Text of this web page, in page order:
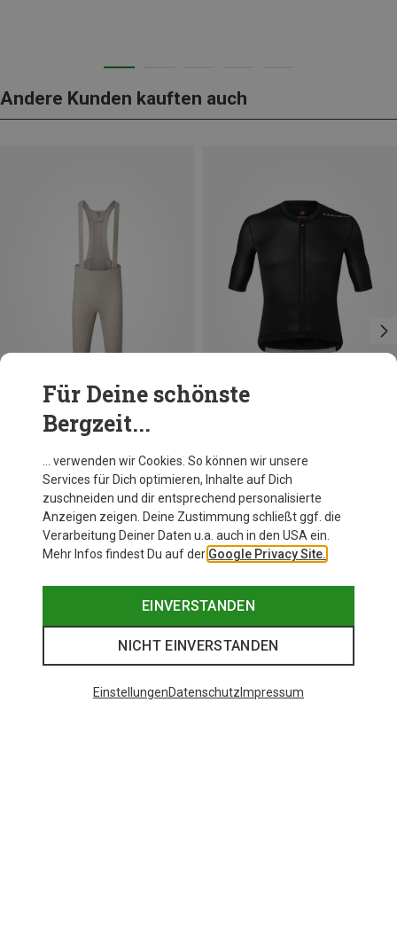
Andere Kunden kauften auch
Du sparst 28%
Für Deine schönste
Bergzeit...
… verwenden wir Cookies. So können wir unsere
Services für Dich optimieren, Inhalte auf Dich
zuschneiden und dir entsprechend personalisierte
Anzeigen zeigen. Deine Zustimmung schließt ggf. die
Verarbeitung Deiner Daten u.a. auch in den USA ein.
Mehr Infos findest Du auf der Google Privacy Site.
EINVERSTANDEN
NICHT EINVERSTANDEN
EinstellungenDatenschutz Impressum